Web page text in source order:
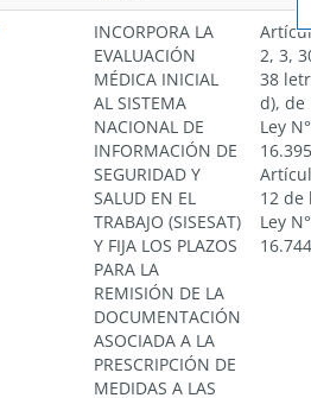
INCORPORA LA
EVALUACIÓN
MÉDICA INICIAL
AL SISTEMA
NACIONAL DE
INFORMACIÓN DE
SEGURIDAD Y
SALUD EN EL
TRABAJO (SISESAT)
Y FIJA LOS PLAZOS
PARA LA
REMISIÓN DE LA
DOCUMENTACIÓN
ASOCIADA A LA
PRESCRIPCIÓN DE
MEDIDAS A LAS
2, 3,
38
d), de
Ley N°
12 de
Ley N°
16.744